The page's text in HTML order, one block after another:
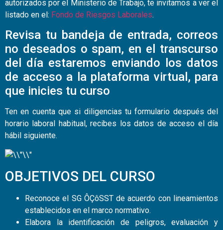
autorizados por el Ministerio de Trabajo, te invitamos a ver el
listado en el: Fondo de Riesgos Laborales.
Revisa tu bandeja de entrada, correos
no deseados o spam, en el transcurso
del día estaremos enviando los datos
de acceso a la plataforma virtual, para
que inicies tu curso
Ten en cuenta que si diligencias tu formulario después del
horario laboral habitual, recibes los datos de acceso el día
hábil siguiente.
OBJETIVOS DEL CURSO
Reconoce el SG ÔÇôSST de acuerdo con lineamientos
establecidos en el marco normativo.
Elabora la identificación de peligros, evaluación y